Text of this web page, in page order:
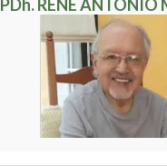
PDh. RENÉ ANTONIO